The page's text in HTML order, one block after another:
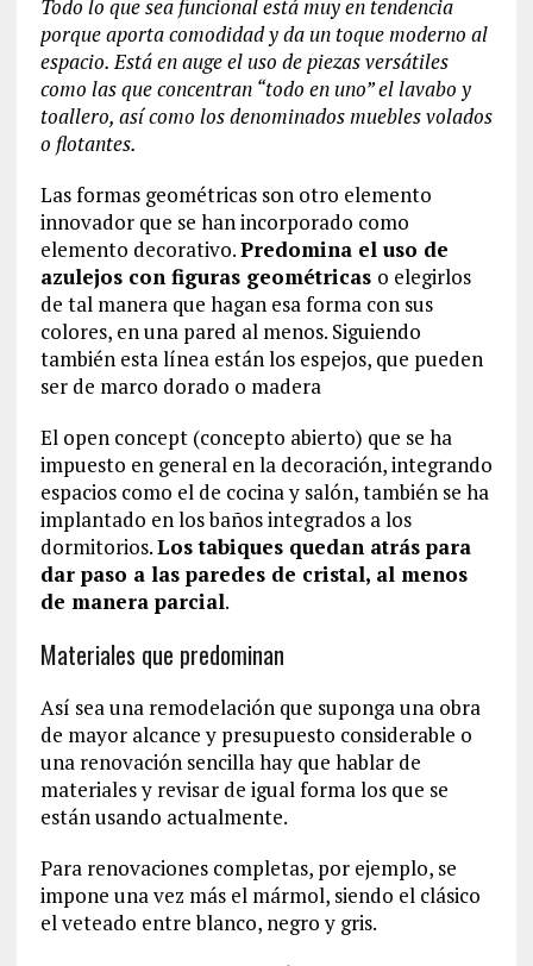
Todo lo que sea funcional está muy en tendencia
porque aporta comodidad y da un toque moderno al
espacio. Está en auge el uso de piezas versátiles
como las que concentran “todo en uno” el lavabo y
toallero, así como los denominados muebles volados
o flotantes.
Las formas geométricas son otro elemento
innovador que se han incorporado como
elemento decorativo.Predomina el uso de
azulejos con figuras geométricas o elegirlos
de tal manera que hagan esa forma con sus
colores, en una pared al menos. Siguiendo
también esta línea están los espejos, que pueden
ser de marco dorado o madera
El open concept (concepto abierto) que se ha
impuesto en general en la decoración, integrando
espacios como el de cocina y salón, también se ha
implantado en los baños integrados a los
dormitorios.Los tabiques quedan atrás para
dar paso a las paredes de cristal, al menos
de manera parcial.
Materiales que predominan
Así sea una remodelación que suponga una obra
de mayor alcance y presupuesto considerable o
una renovación sencilla hay que hablar de
materiales y revisar de igual forma los que se
están usando actualmente.
Para renovaciones completas, por ejemplo, se
impone una vez más el mármol, siendo el clásico
el veteado entre blanco, negro y gris.